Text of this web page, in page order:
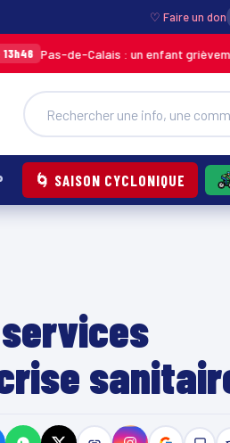
♡ Faire un don
de-Calais : un enfant grièvement brûlé
🌀 SAISON CYCLONIQUE